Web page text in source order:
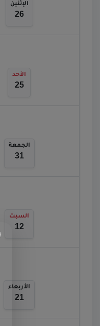
الإثنين
26
الأحد
25
الجمعة
31
السبت
12
الأربعاء
21